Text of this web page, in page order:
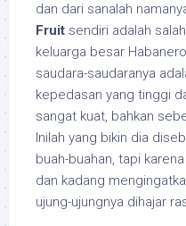
dan dari sanalah
Fruit sendiri adalah
keluarga besar
saudara-saudaranya
kepedasan yang tinggi
sangat kuat, bahkan
Inilah yang bikin dia
buah-buahan, tapi
dan kadang
ujung-ujungnya dihajar